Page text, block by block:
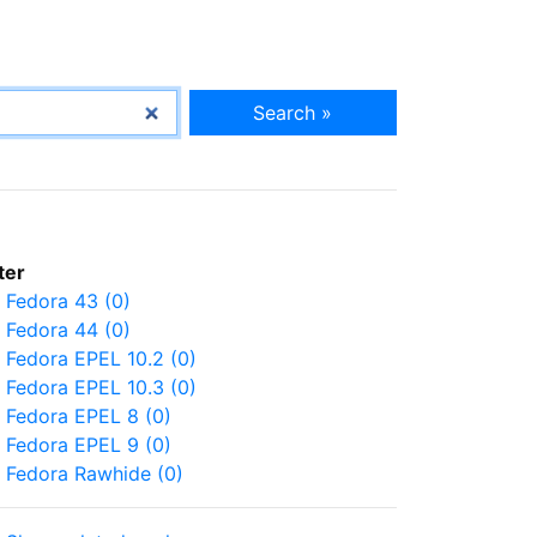
Search »
Fedora 43 (0)
Fedora 44 (0)
Fedora EPEL 10.2 (0)
Fedora EPEL 10.3 (0)
Fedora EPEL 8 (0)
Fedora EPEL 9 (0)
Fedora Rawhide (0)